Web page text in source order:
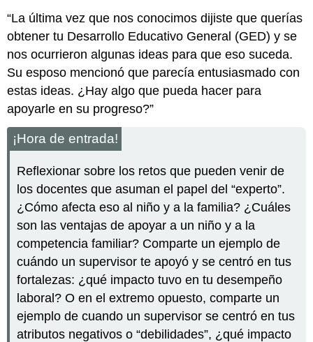
“La última vez que nos conocimos dijiste que querías
obtener tu Desarrollo Educativo General (GED) y se
nos ocurrieron algunas ideas para que eso suceda.
Su esposo mencionó que parecía entusiasmado con
estas ideas. ¿Hay algo que pueda hacer para
apoyarle en su progreso?”
¡Hora de entrada!
Reflexionar sobre los retos que pueden venir de
los docentes que asuman el papel del “experto”.
¿Cómo afecta eso al niño y a la familia? ¿Cuáles
son las ventajas de apoyar a un niño y a la
competencia familiar? Comparte un ejemplo de
cuándo un supervisor te apoyó y se centró en tus
fortalezas: ¿qué impacto tuvo en tu desempeño
laboral? O en el extremo opuesto, comparte un
ejemplo de cuando un supervisor se centró en tus
atributos negativos o “debilidades”, ¿qué impacto